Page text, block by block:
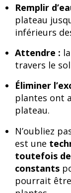
Remplir
plateau
inférieurs
Attendre :
travers le
Éliminer
plantes ont
plateau.
N’oubliez
est une
toutefois
constants
pourrait